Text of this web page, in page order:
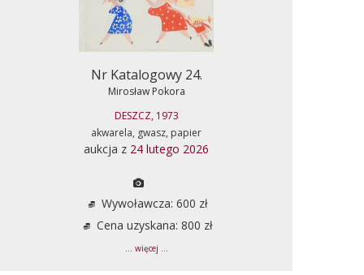
Nr Katalogowy 24.
Mirosław Pokora
DESZCZ, 1973
akwarela, gwasz, papier
aukcja z 24 lutego 2026
Wywoławcza: 600 zł
Cena uzyskana: 800 zł
... więcej ...